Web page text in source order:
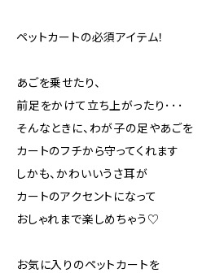
ペットカートの必須アイテム！
あごを乗せたり、
前足をかけて立ち上がったり･･･
そんなときに、わが子の足やあごを
カートのフチから守ってくれます
しかも、かわいいうさ耳が
カートのアクセントになって
おしゃれまで楽しめちゃう♡
お気に入りのペットカートを